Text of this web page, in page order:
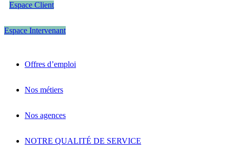
Espace Client
Espace Intervenant
Offres d’emploi
Nos métiers
Nos agences
NOTRE QUALITÉ DE SERVICE